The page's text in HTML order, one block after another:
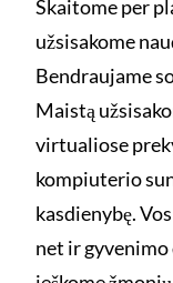
Skaitome per
užsisakome
Bendraujame
Maistą
virtualiose
kompiuterio
kasdienybę.
net ir gyvenimo